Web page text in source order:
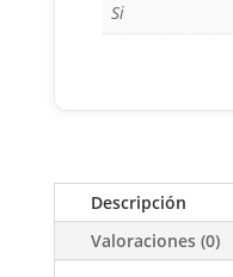
Si
Descripción
Valoraciones (0)